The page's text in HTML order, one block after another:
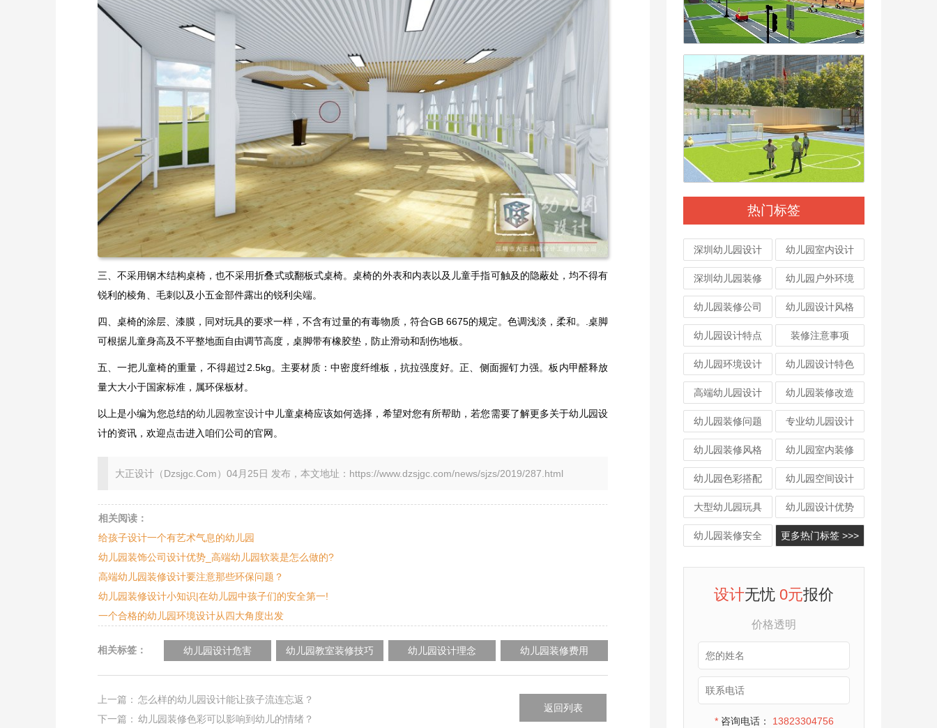
三、不采用钢木结构桌椅，也不采用折叠式或翻板式桌椅。桌椅的外表和内表以及儿童手指可触及的隐蔽处，均不得有
锐利的棱角、毛刺以及小五金部件露出的锐利尖端。
四、桌椅的涂层、漆膜，同对玩具的要求一样，不含有过量的有毒物质，符合GB 6675的规定。色调浅淡，柔和。.桌脚
可根据儿童身高及不平整地面自由调节高度，桌脚带有橡胶垫，防止滑动和刮伤地板。
五、一把儿童椅的重量，不得超过2.5kg。主要材质：中密度纤维板，抗拉强度好。正、侧面握钉力强。板内甲醛释放
量大大小于国家标准，属环保板材。
以上是小编为您总结的幼儿园教室设计中儿童桌椅应该如何选择，希望对您有所帮助，若您需要了解更多关于幼儿园设
计的资讯，欢迎点击进入咱们公司的官网。
大正设计（Dzsjgc.Com）04月25日 发布，本文地址：https://www.dzsjgc.com/news/sjzs/2019/287.html
热门标签
深圳幼儿园设计 幼儿园室内设计
深圳幼儿园装修 幼儿园户外环境
幼儿园装修公司 幼儿园设计风格
幼儿园设计特点 装修注意事项
幼儿园环境设计 幼儿园设计特色
高端幼儿园设计 幼儿园装修改造
幼儿园装修问题 专业幼儿园设计
幼儿园装修风格 幼儿园室内装修
幼儿园色彩搭配 幼儿园空间设计
大型幼儿园玩具 幼儿园设计优势
幼儿园装修安全 更多热门标签 >>>
设计无忧0元报价
价格透明
*咨询电话： 13823304756
相关阅读：
给孩子设计一个有艺术气息的幼儿园
幼儿园装饰公司设计优势_高端幼儿园软装是怎么做的?
高端幼儿园装修设计要注意那些环保问题？
幼儿园装修设计小知识|在幼儿园中孩子们的安全第一!
一个合格的幼儿园环境设计从四大角度出发
相关标签： 幼儿园设计危害 幼儿园教室装修技巧 幼儿园设计理念 幼儿园装修费用
返回列表
上一篇： 怎么样的幼儿园设计能让孩子流连忘返？
下一篇： 幼儿园装修色彩可以影响到幼儿的情绪？